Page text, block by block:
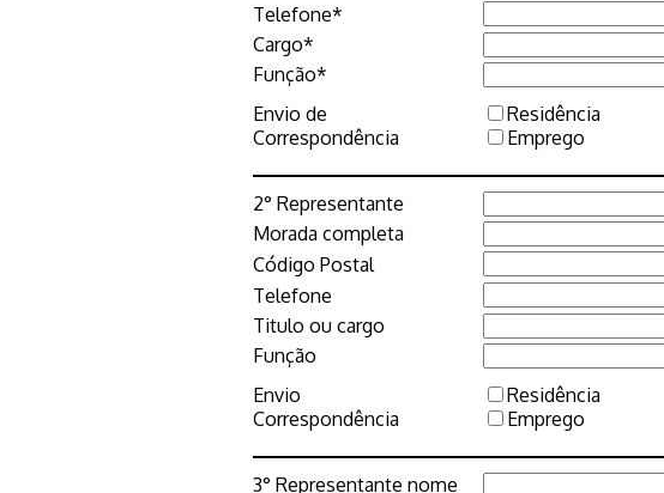
Telefone*
Cargo*
Função*
Envio de
Correspondência
Residência
Emprego
2° Representante
Morada completa
Código Postal
Telefone
Titulo ou cargo
Função
Envio
Correspondência
Residência
Emprego
3° Representante nome